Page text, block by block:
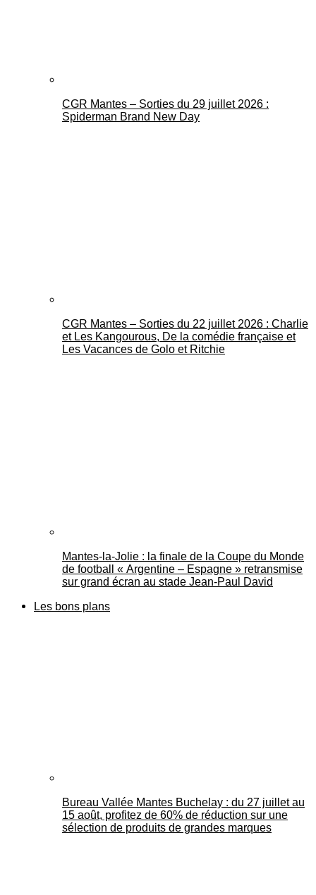
CGR Mantes – Sorties du 29 juillet 2026 :
Spiderman Brand New Day
CGR Mantes – Sorties du 22 juillet 2026 : Charlie
et Les Kangourous, De la comédie française et
Les Vacances de Golo et Ritchie
Mantes-la-Jolie : la finale de la Coupe du Monde
de football « Argentine – Espagne » retransmise
sur grand écran au stade Jean-Paul David
Les bons plans
Bureau Vallée Mantes Buchelay : du 27 juillet au
15 août, profitez de 60% de réduction sur une
sélection de produits de grandes marques